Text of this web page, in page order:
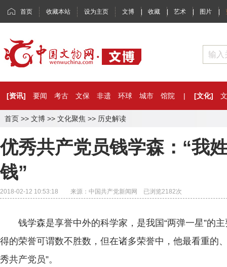
首页 收藏本站 设为主页 文博 | 收藏 | 艺术 | 图片 |
[资讯] 要闻 考古 文保 非遗 环球 城市 馆院 | [文化]
首页 >> 文博 >> 文化聚焦 >> 历史解读
优秀共产党员钱学森：“我
钱”
2018-02-12 10:53:18 来源：中国共产党新闻网 已浏览2182次
钱学森是享誉中外的科学家，是我国“两弹一星”的主
得的荣誉可谓数不胜数，但在诸多荣誉中，他最看重
秀共产党员”。